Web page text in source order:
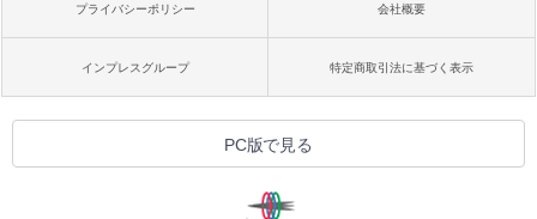
プライバシーポリシー 会社概要
インプレスグループ 特定商取引法に基づく表示
PC版で見る